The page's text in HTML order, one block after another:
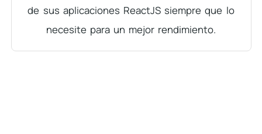
de sus aplicaciones ReactJS siempre que lo
necesite para un mejor rendimiento.